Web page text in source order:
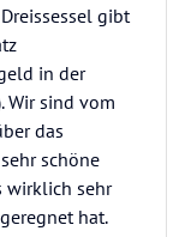
gibt
in der
Wir sind vom
das
schöne
wirklich sehr
hat.